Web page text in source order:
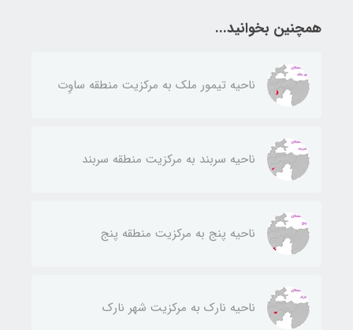
همچنین بخوانید...
ناحيه تيمور ملك به مركزيت منطقه ساوِت
ناحيه سربند به مركزيت منطقه سربند
ناحيه پنج به مركزيت منطقه پنج
ناحيه نارك به مركزيت شهر نارك